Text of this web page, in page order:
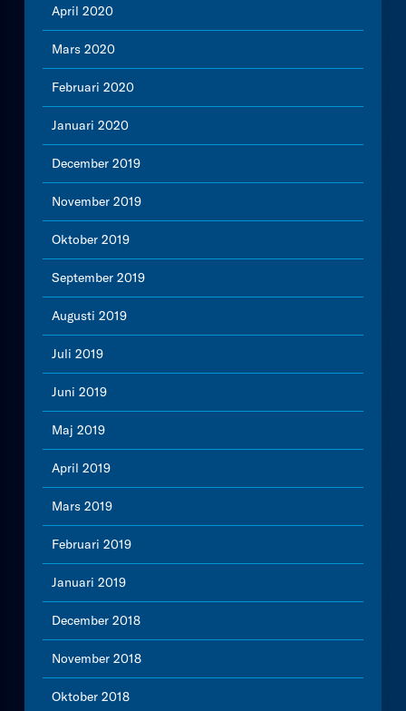
April 2020
Mars 2020
Februari 2020
Januari 2020
December 2019
November 2019
Oktober 2019
September 2019
Augusti 2019
Juli 2019
Juni 2019
Maj 2019
April 2019
Mars 2019
Februari 2019
Januari 2019
December 2018
November 2018
Oktober 2018